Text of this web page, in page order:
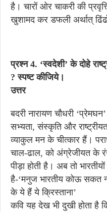
है। चारों ओर चाकरी की
खुशामद कर डफली अर्थात्
प्रश्न 4. ‘स्वदेशी’ के दोहे
? स्पष्ट कीजिये।
उत्तर
बदरी नारायण चौधरी
सभ्यता, संस्कृति और
व्याकुल मन के चीत्कार हैं।
चाल-ढाल, को अंग्रेजीयत के
पीड़ा होती है। अब तो
है-‘मनुज भारतीय कोऊ सकत
के ये हैं ये क्रिस्ताना’
कवि यह देख भी दुखी होता है